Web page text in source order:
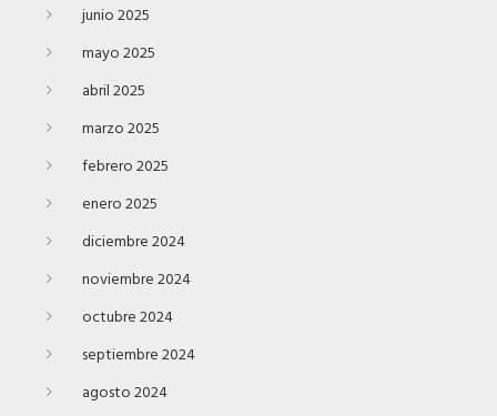
junio 2025
mayo 2025
abril 2025
marzo 2025
febrero 2025
enero 2025
diciembre 2024
noviembre 2024
octubre 2024
septiembre 2024
agosto 2024